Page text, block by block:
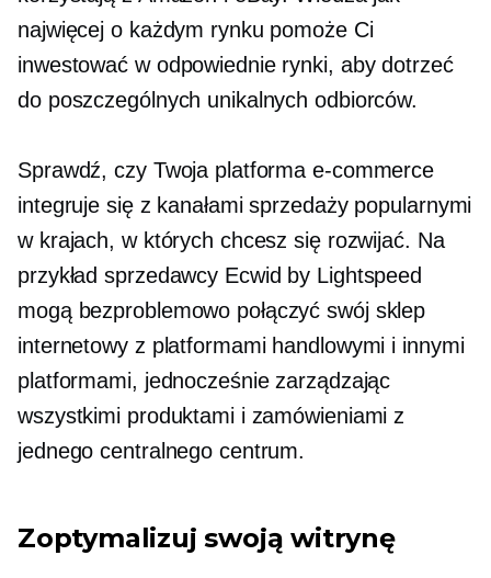
najwięcej o każdym rynku pomoże Ci
inwestować w odpowiednie rynki, aby dotrzeć
do poszczególnych unikalnych odbiorców.
Sprawdź, czy Twoja platforma e-commerce
integruje się z kanałami sprzedaży popularnymi
w krajach, w których chcesz się rozwijać. Na
przykład sprzedawcy Ecwid by Lightspeed
mogą bezproblemowo połączyć swój sklep
internetowy z platformami handlowymi i innymi
platformami, jednocześnie zarządzając
wszystkimi produktami i zamówieniami z
jednego centralnego centrum.
Zoptymalizuj swoją witrynę